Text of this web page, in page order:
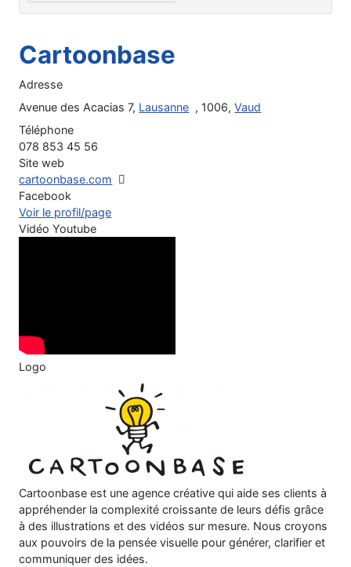
Cartoonbase
Adresse
Avenue des Acacias 7, Lausanne , 1006,Vaud
Téléphone
078 853 45 56
Site web
cartoonbase.com
Facebook
Voir le profil/page
Vidéo Youtube
Logo
Cartoonbase est une agence créative qui aide ses clients à
appréhender la complexité croissante de leurs défis grâce
à des illustrations et des vidéos sur mesure. Nous croyons
aux pouvoirs de la pensée visuelle pour générer, clarifier et
communiquer des idées.